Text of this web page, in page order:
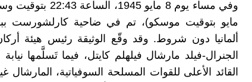
مايو بتوقيت موسكو)، تم في ضاحية كارلشورست
ألمانيا دون شروط. وقد وقّع الوثيقة رئيس هيئة أركان
الجنرال-فيلد مارشال فيلهلم كايتل، فيما تَسلَّمها
القائد الأعلى للقوات المسلحة السوفياتية،